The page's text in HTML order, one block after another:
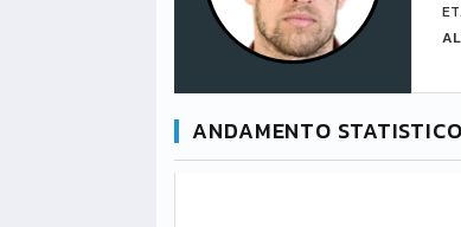
ANDAMENTO STATISTICO